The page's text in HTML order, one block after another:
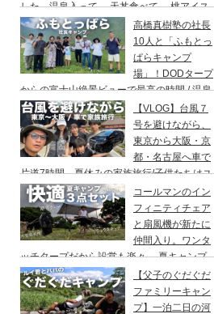
した。温泉入って→ 天丼食べて→ 桃アイス
食べて。ファミリーキャンプにもキャンプデ
ートにもお勧めです。DOD＆ムラコでグル
ープキャンプ
高橋真樹塾の社長
10人と「ふもとっ
ぱらキャンプ
場」！DODタープ
からの富士山絶景ビューで最高の時間 / 温泉
の代わりにシャワー / キャンプ飯は肉にタコ
スにビール
【VLOG】台風７
号を避けながら、
東京から大阪・京
都・名古屋へ車で
片道7時間、夏休みの家族旅行/子供たちはユ
ニバーサルスタジオでパパはサウナ→清水寺
からの川床で鰻重→世界の山ちゃん
コールマンのイン
フィニティチェア
と扇風機が新たに
仲間入り。ワンタ
ッチタープだから設営も楽々。 夏キャンプ
を快適に過ごす為のキャンプギア３点セッ
ト。
【父子のぐだぐだ
ファミリーキャン
プ】一泊二日の河